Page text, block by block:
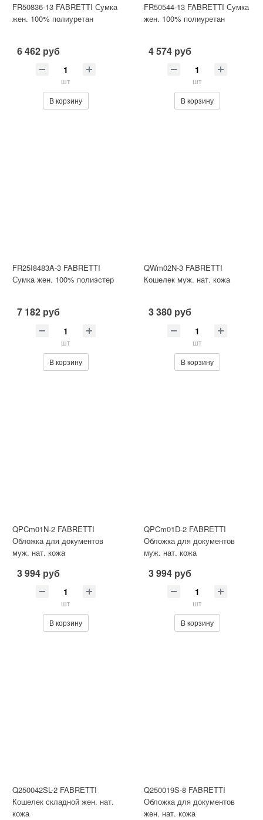
FR50836-13 FABRETTI Сумка
жен. 100% полиуретан
6 462 руб
шт
В корзину
FR50544-13 FABRETTI Сумка
жен. 100% полиуретан
4 574 руб
шт
В корзину
FR25I8483A-3 FABRETTI
Сумка жен. 100% полиэстер
7 182 руб
шт
В корзину
QWm02N-3 FABRETTI
Кошелек муж. нат. кожа
3 380 руб
шт
В корзину
QPCm01N-2 FABRETTI
Обложка для документов
муж. нат. кожа
3 994 руб
шт
В корзину
QPCm01D-2 FABRETTI
Обложка для документов
муж. нат. кожа
3 994 руб
шт
В корзину
Q250042SL-2 FABRETTI
Кошелек складной жен. нат.
кожа
Q250019S-8 FABRETTI
Обложка для документов
жен. нат. кожа